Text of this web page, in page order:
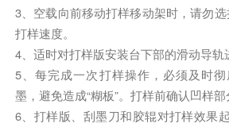
3、空载向前移动打样移动架时，请勿选
打样速度。
4、适时对打样版安装台下部的滑动导轨
5、每完成一次打样操作，必须及时
墨，避免造成“糊板”。打样前确认凹样部
6、打样版、刮墨刀和胶辊对打样效果